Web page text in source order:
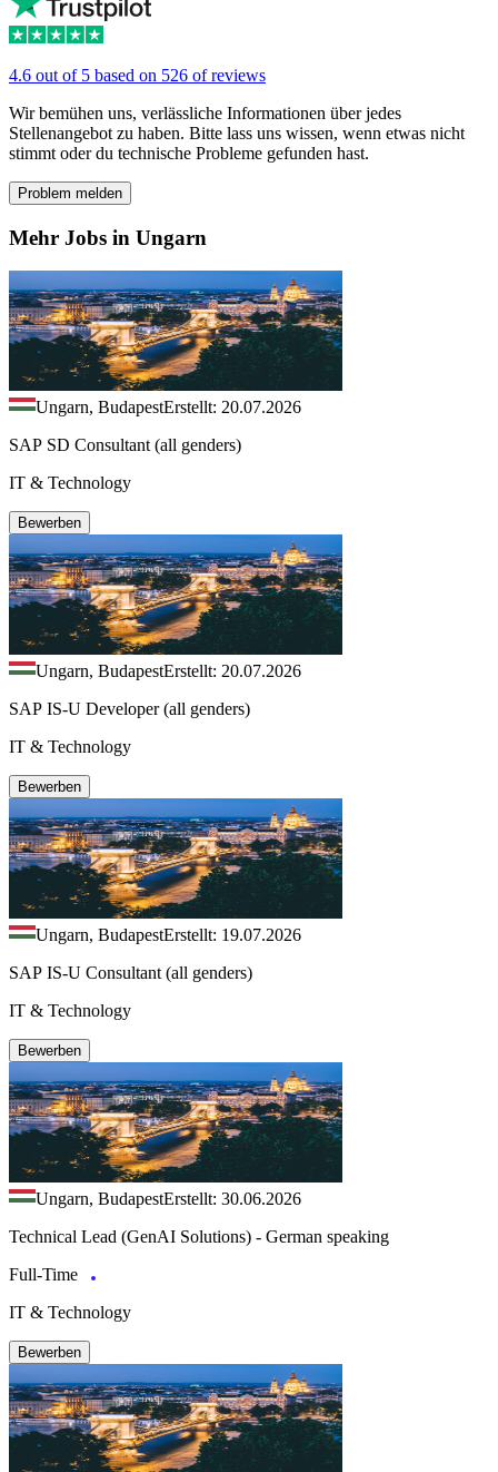
4.6 out of 5 based on 526 of reviews
Wir bemühen uns, verlässliche Informationen über jedes
Stellenangebot zu haben. Bitte lass uns wissen, wenn etwas nicht
stimmt oder du technische Probleme gefunden hast.
Problem melden
Mehr Jobs in Ungarn
Ungarn, BudapestErstellt: 20.07.2026
SAP SD Consultant (all genders)
IT & Technology
Bewerben
Ungarn, BudapestErstellt: 20.07.2026
SAP IS-U Developer (all genders)
IT & Technology
Bewerben
Ungarn, BudapestErstellt: 19.07.2026
SAP IS-U Consultant (all genders)
IT & Technology
Bewerben
Ungarn, BudapestErstellt: 30.06.2026
Technical Lead (GenAI Solutions) - German speaking
Full-Time
IT & Technology
Bewerben